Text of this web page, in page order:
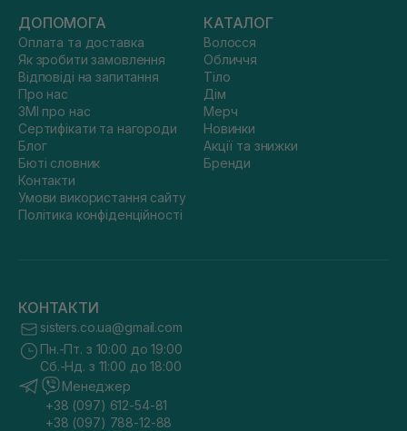
ДОПОМОГА
Оплата та доставка
Як зробити замовлення
Відповіді на запитання
Про нас
ЗМІ про нас
Сертифікати та нагороди
Блог
Бюті словник
Контакти
Умови використання сайту
Політика конфіденційності
КАТАЛОГ
Волосся
Обличчя
Тіло
Дім
Мерч
Новинки
Акції та знижки
Бренди
КОНТАКТИ
sisters.co.ua@gmail.com
Пн.-Пт. з 10:00 до 19:00
Сб.-Нд. з 11:00 до 18:00
Менеджер
+38 (097) 612-54-81
+38 (097) 788-12-88